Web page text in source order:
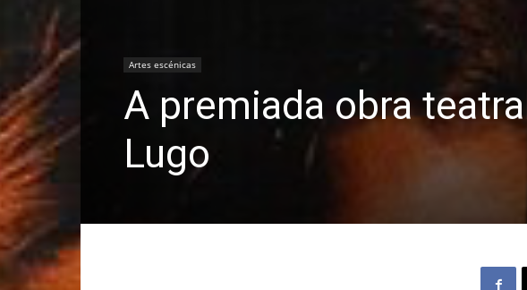
Artes escénicas
A premiada obra
Lugo